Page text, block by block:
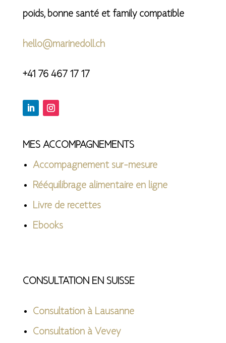
poids, bonne santé et family compatible
hello@marinedoll.ch
+41 76 467 17 17
MES ACCOMPAGNEMENTS
Accompagnement sur-mesure
Rééquilibrage alimentaire en ligne
Livre de recettes
Ebooks
CONSULTATION EN SUISSE
Consultation à Lausanne
Consultation à Vevey